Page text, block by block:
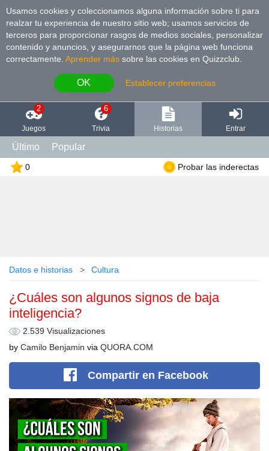
Usamos cookies y coleccionamos alguna información sobre ti para
realzar tu experiencia de nuestro sitio web; usamos servicios de
terceros para proporcionar rasgos de medios sociales, personalizar
contenido y anuncios, y asegurarnos que la página web funciona
correctamente. Aprender más sobre las cookies en Quizzclub.
OK Establecer preferencias
2
Juegos
6
Trivia Historias Entrar
Último Popular
0 Probar las inderectas
Datos e historias Cultura
¿Cuáles son algunos signos de baja
inteligencia?
2.539 Visualizaciones
by Camilo Benjamin via QUORA.COM
Compartir en Facebook